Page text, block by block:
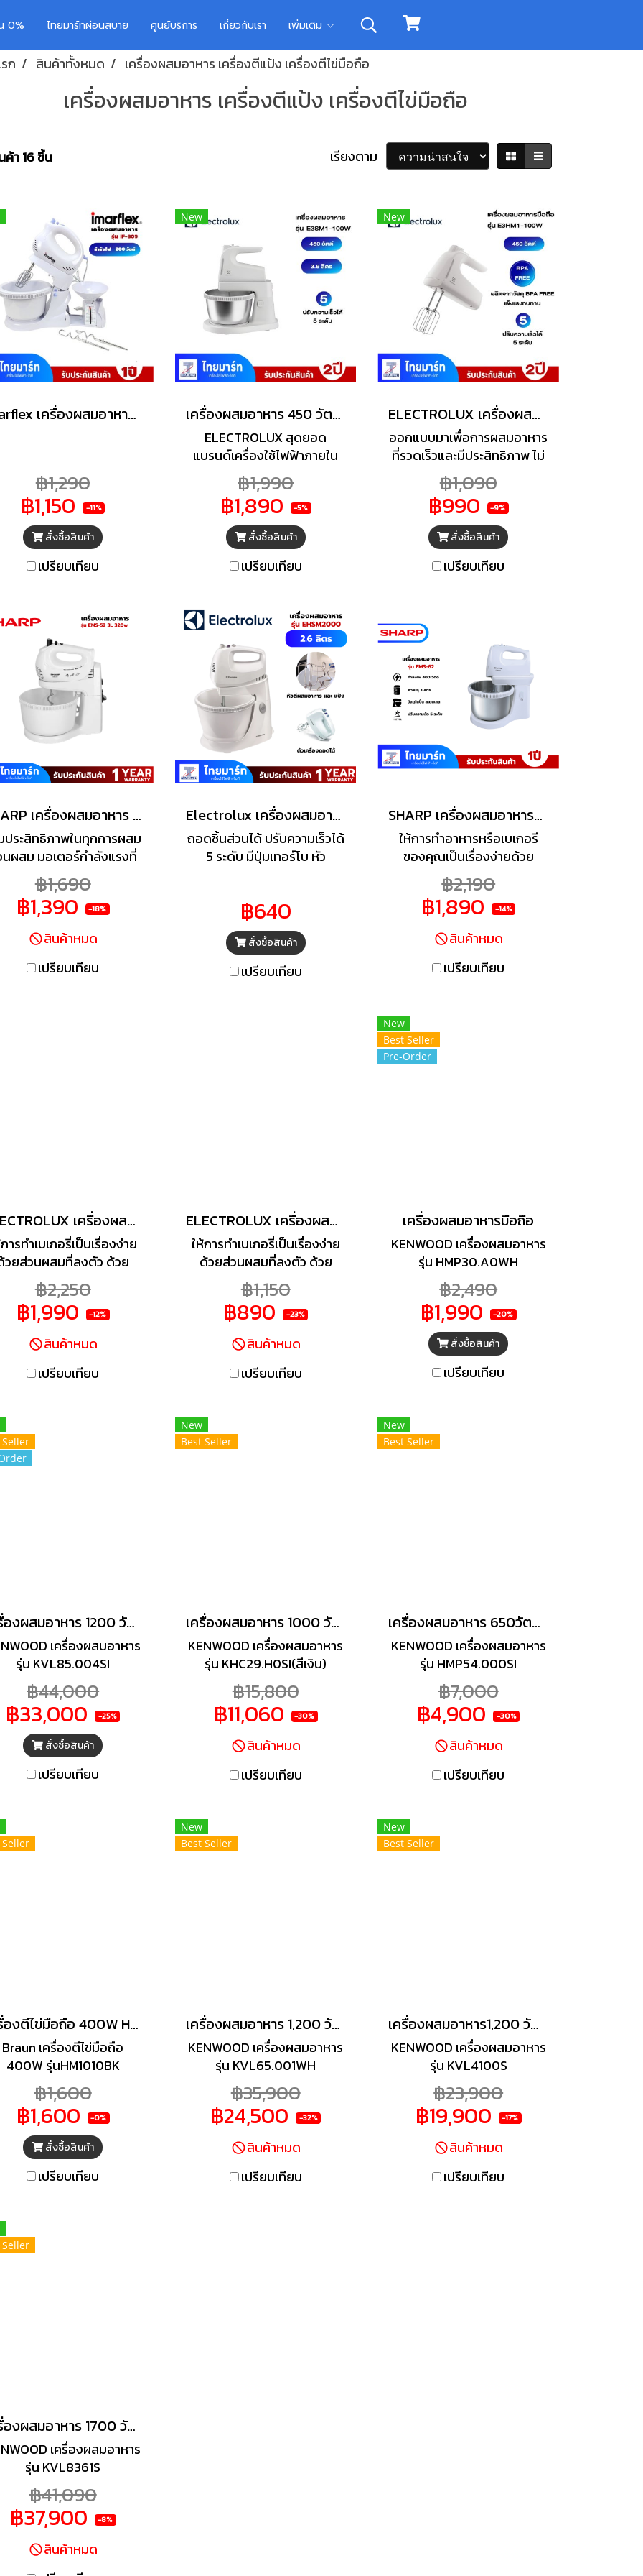
0% ไทยมาร์ทผ่อนสบาย ศูนย์บริการ เกี่ยวกับเรา เพิ่มเติม
ก สินค้าทั้งหมด เครื่องผสมอาหาร เครื่องตีแป้ง เครื่องตีไข่มือถือ
เครื่องผสมอาหาร เครื่องตีแป้ง เครื่องตีไข่มือถือ
า 16 ชิ้น เรียงตาม
Imarflex เครื่องผสมอาหาร ความจุ 2 ลิตร รุ่น IF-309
฿1,290
฿1,150 -11%
สั่งซื้อสินค้า
เปรียบเทียบ
New
เครื่องผสมอาหาร 450 วัตต์ ELECTROLUX รุ่น E3SM1-100W
ELECTROLUX สุดยอด
แบรนด์เครื่องใช้ไฟฟ้าภายใน
บ้านที่อยู่คู่กับประเทศไทยมา
อย่างยาวนาน รวบรวมเครื่องใช้
ไฟฟ้ามากมายไม่ว่าจะเป็น เตา
แก๊ส เตาอบ ไมโครเวฟ ตู้เย็น
เครื่องล้างจาน หรืออื่นๆอีก
มากมายที่จะช่วยให้ครัวของคุณ
เฉพาะ
฿1,990
฿1,890 -5%
สั่งซื้อสินค้า
เปรียบเทียบ
New
ELECTROLUX เครื่องผสมอาหารแบบมือถือ รุ่น E3HM1100W กำลังไฟฟ้า 450 วัตต์
ออกแบบมาเพื่อการผสมอาหาร
ที่รวดเร็วและมีประสิทธิภาพ ไม่
ว่าจะเป็นการตีวิปครีมหรือบด
มันฝรั่ง ก็ทำได้ง่ายและสะดวก
ยิ่งขึ้นด้วยมอเตอร์ทรงพลัง
฿1,090
฿990 -9%
สั่งซื้อสินค้า
เปรียบเทียบ
SHARP เครื่องผสมอาหาร รุ่น EMS-52 กำลัง 320 วัตต์ สีขาว
ประสิทธิภาพในทุกการผสม
ผสม มอเตอร์กำลังแรงที่
ให้การทำงานรวดเร็วยิ่งขึ้น
ามารถเนรมิตรเมนูโปรด
คาวและหวานได้ง่ายกว่าที่
เคย
฿1,690
฿1,390 -18%
สินค้าหมด
เปรียบเทียบ
Electrolux เครื่องผสมอาหาร รุ่น EHSM2000
ถอดชิ้นส่วนได้ ปรับความเร็วได้
5 ระดับ มีปุ่มเทอร์โบ หัว
฿640
สั่งซื้อสินค้า
เปรียบเทียบ
SHARP เครื่องผสมอาหารชาร์ป EMS-62 รุ่น 3 ลิตร
ให้การทำอาหารหรือเบเกอรี
ของคุณเป็นเรื่องง่ายด้วย
เครื่องผสมอาหารคุณภาพดี
จาก SHARP มาพร้อมหัวตีแบบ
ตะกร้อ และหัวเกลียวสำหรับ
นวดแป้ง ตัวเครื่องสามารถ
ถอดใช้งานแบบมือถือเพื่อผสม
อาหารในภาชนะอื่นได้ เพิ่มความ
฿2,190
฿1,890 -14%
สินค้าหมด
เปรียบเทียบ
ELECTROLUX เครื่องผสมอาหาร รุ่น EHSM3417 3.50ลิตร
ารทำเบเกอรี่เป็นเรื่องง่าย
วยส่วนผสมที่ลงตัว ด้วย
รื่องผสมอาหารแบบมือถือ
บระดับความเร็วได้หลาย
ถอดเปลี่ยนหัวได้เร็ว ช่วย
การเตรียมวัตถุดิบสะดวก
สบายยิ่งขึ้น
฿2,250
฿1,990 -12%
สินค้าหมด
เปรียบเทียบ
ELECTROLUX เครื่องผสมอาหารแบบมือถือ รุ่น EHM3407 กำลัง 450 วัตต์ สีขาว
ให้การทำเบเกอรี่เป็นเรื่องง่าย
ด้วยส่วนผสมที่ลงตัว ด้วย
เครื่องผสมอาหารแบบมือถือ
ปรับระดับความเร็วได้หลาย
ระดับ ถอดเปลี่ยนหัวได้เร็ว ช่วย
ให้การเตรียมวัตถุดิบสะดวก
สบายยิ่งขึ้น
฿1,150
฿890 -23%
สินค้าหมด
เปรียบเทียบ
New
Best Seller
Pre-Order
เครื่องผสมอาหารมือถือ
KENWOOD เครื่องผสมอาหาร
รุ่น HMP30.A0WH
฿2,490
฿1,990 -20%
สั่งซื้อสินค้า
เปรียบเทียบ
เครื่องผสมอาหาร 1200 วัตต์ เครื่องตีแป้ง รุ่น KVL85.004SI
เครื่องผสมอาหาร
รุ่น KVL85.004SI
฿44,000
฿33,000 -25%
สั่งซื้อสินค้า
เปรียบเทียบ
New
Best Seller
เครื่องผสมอาหาร 1000 วัตต์ รุ่น KHC29.H0SI(สีเงิน)
KENWOOD เครื่องผสมอาหาร
รุ่น KHC29.H0SI(สีเงิน)
฿15,800
฿11,060 -30%
สินค้าหมด
เปรียบเทียบ
New
Best Seller
เครื่องผสมอาหาร 650วัตต์ รุ่น HMP54.000SI
KENWOOD เครื่องผสมอาหาร
รุ่น HMP54.000SI
฿7,000
฿4,900 -30%
สินค้าหมด
เปรียบเทียบ
เครื่องตีไข่มือถือ 400W HM1010BK
Braun เครื่องตีไข่มือถือ
400W รุ่นHM1010BK
฿1,600
฿1,600 -0%
สั่งซื้อสินค้า
เปรียบเทียบ
New
Best Seller
เครื่องผสมอาหาร 1,200 วัตต์ KVL65.001WH
KENWOOD เครื่องผสมอาหาร
รุ่น KVL65.001WH
฿35,900
฿24,500 -32%
สินค้าหมด
เปรียบเทียบ
New
Best Seller
เครื่องผสมอาหาร1,200 วัตต์ รุ่น KVL4100S
KENWOOD เครื่องผสมอาหาร
รุ่น KVL4100S
฿23,900
฿19,900 -17%
สินค้าหมด
เปรียบเทียบ
เครื่องผสมอาหาร 1700 วัตต์ รุ่น KVL8361S
เครื่องผสมอาหาร
รุ่น KVL8361S
฿41,090
฿37,900 -8%
สินค้าหมด